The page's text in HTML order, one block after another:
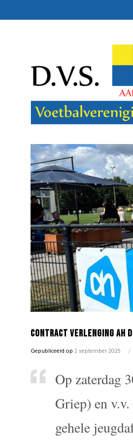
Contract verlenging AH
Gepubliceerd op 2 september 2025 /
Op zaterdag
Griep) en
gehele